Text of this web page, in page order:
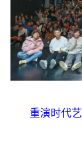
重演时代